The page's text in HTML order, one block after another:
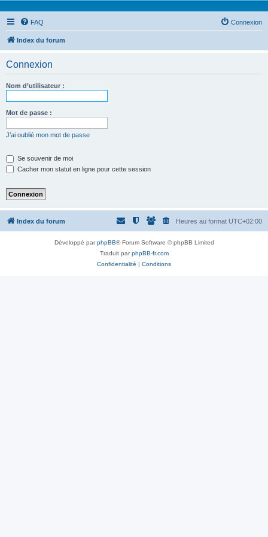
FAQ Connexion
Index du forum
Connexion
Nom d’utilisateur :
Mot de passe :
J’ai oublié mon mot de passe
Se souvenir de moi
Cacher mon statut en ligne pour cette session
Index du forum Heures au format UTC+02:00
Développé parphpBB® Forum Software © phpBB Limited
Traduit parphpBB-fr.com
Confidentialité | Conditions